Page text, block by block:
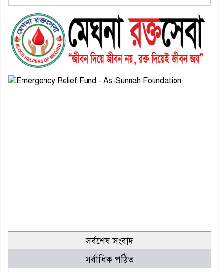
সর্বশেষ সংবাদ
সর্বাধিক পঠিত